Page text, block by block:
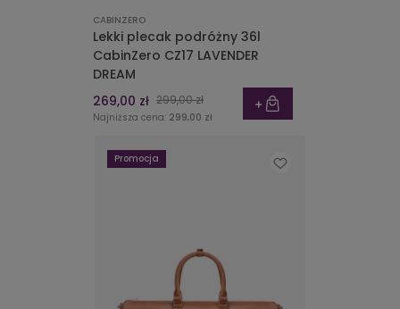
CABINZERO
Lekki plecak podróżny 36l
CabinZero CZ17 LAVENDER
DREAM
269,00 zł 299,00 zł
Najniższa cena: 299,00 zł
Promocja